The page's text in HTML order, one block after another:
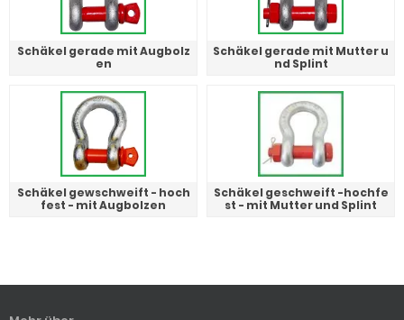
Schäkel gerade mit Augbolz
en
Schäkel gerade mit Mutter u
nd Splint
Schäkel gewschweift - hoch
fest - mit Augbolzen
Schäkel geschweift -hochfe
st - mit Mutter und Splint